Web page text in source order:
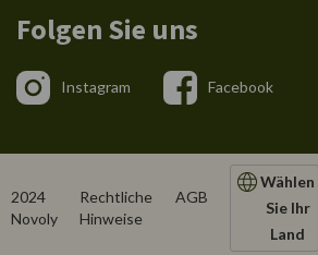
Folgen Sie uns
Instagram Facebook
2024
Novoly
Rechtliche
Hinweise
AGB
Wählen
Sie Ihr
Land